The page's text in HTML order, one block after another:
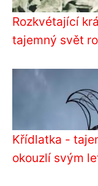
Rozkvétající
tajemný svět
Křídlatka -
okouzlí svým